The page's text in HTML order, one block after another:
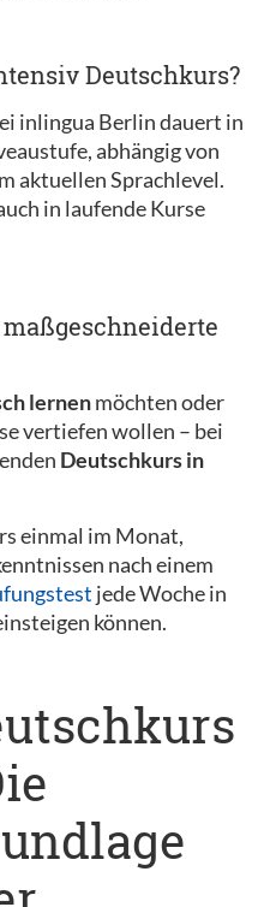
Deutschkurs?
inlingua Berlin dauert in
abhängig von
aktuellen Sprachlevel.
in laufende Kurse
lernenmöchten oder
vertiefen wollen – bei
Deutschkurs in
einmal im Monat,
nach einem
jede Woche in
können.